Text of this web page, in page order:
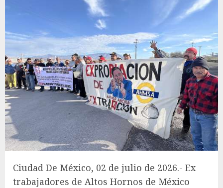
Ciudad De México, 02 de julio de 2026.- Ex
trabajadores de Altos Hornos de México